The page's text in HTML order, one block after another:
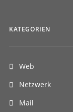
KATEGORIEN
Web
Netzwerk
Mail